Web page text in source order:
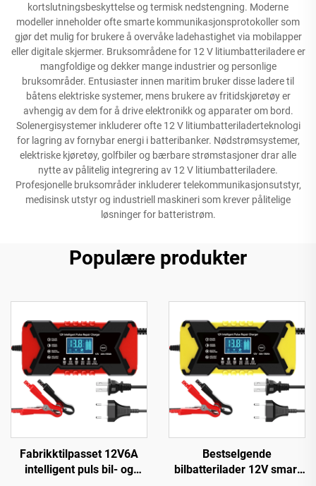
kortslutningsbeskyttelse og termisk nedstengning. Moderne
modeller inneholder ofte smarte kommunikasjonsprotokoller som
gjør det mulig for brukere å overvåke ladehastighet via mobilapper
eller digitale skjermer. Bruksområdene for 12 V litiumbatteriladere er
mangfoldige og dekker mange industrier og personlige
bruksområder. Entusiaster innen maritim bruker disse ladere til
båtens elektriske systemer, mens brukere av fritidskjøretøy er
avhengig av dem for å drive elektronikk og apparater om bord.
Solenergisystemer inkluderer ofte 12 V litiumbatteriladerteknologi
for lagring av fornybar energi i batteribanker. Nødstrømsystemer,
elektriske kjøretøy, golfbiler og bærbare strømstasjoner drar alle
nytte av pålitelig integrering av 12 V litiumbatteriladere.
Profesjonelle bruksområder inkluderer telekommunikasjonsutstyr,
medisinsk utstyr og industriell maskineri som krever pålitelige
løsninger for batteristrøm.
Populære produkter
Fabrikktilpasset 12V6A
intelligent puls bil- og
Bestselgende
bilbatterilader 12V smart